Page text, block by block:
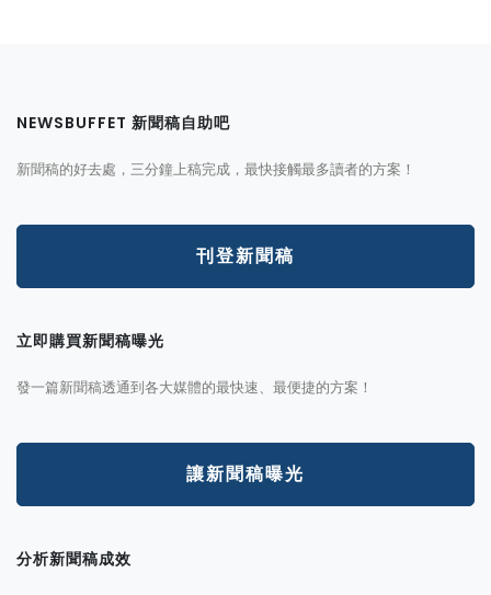
NEWSBUFFET 新聞稿自助吧
新聞稿的好去處，三分鐘上稿完成，最快接觸最多讀者的方案！
刊登新聞稿
立即購買新聞稿曝光
發一篇新聞稿透通到各大媒體的最快速、最便捷的方案！
讓新聞稿曝光
分析新聞稿成效